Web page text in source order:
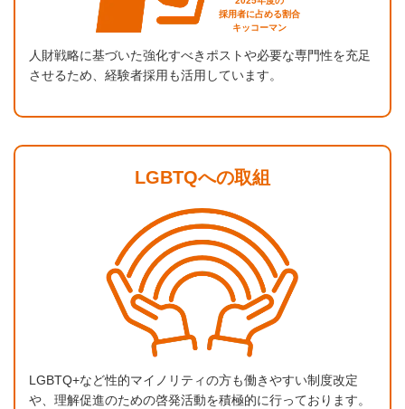
採用者に占める割合
キッコーマン
人財戦略に基づいた強化すべきポストや必要な専門性を充足
させるため、経験者採用も活用しています。
LGBTQへの取組
LGBTQ+など性的マイノリティの方も働きやすい制度改定
や、理解促進のための啓発活動を積極的に行っております。